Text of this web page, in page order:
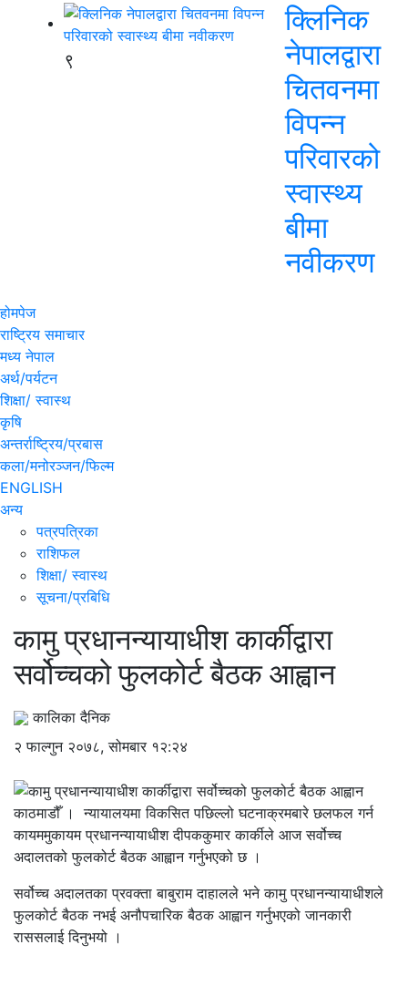
९
क्लिनिक
नेपालद्वारा
चितवनमा
विपन्न
परिवारको
स्वास्थ्य
बीमा
नवीकरण
होमपेज
राष्ट्रिय समाचार
मध्य नेपाल
अर्थ/पर्यटन
शिक्षा/ स्वास्थ
कृषि
अन्तर्राष्ट्रिय/प्रबास
कला/मनोरञ्जन/फिल्म
ENGLISH
अन्य
पत्रपत्रिका
राशिफल
शिक्षा/ स्वास्थ
सूचना/प्रबिधि
कामु प्रधानन्यायाधीश कार्कीद्वारा
सर्वोच्चको फुलकोर्ट बैठक आह्वान
कालिका दैनिक
२ फाल्गुन २०७८, सोमबार १२:२४
काठमाडौँ । न्यायालयमा विकसित पछिल्लो घटनाक्रमबारे छलफल गर्न
कायममुकायम प्रधानन्यायाधीश दीपककुमार कार्कीले आज सर्वोच्च
अदालतको फुलकोर्ट बैठक आह्वान गर्नुभएको छ ।
सर्वोच्च अदालतका प्रवक्ता बाबुराम दाहालले भने कामु प्रधानन्यायाधीशले
फुलकोर्ट बैठक नभई अनौपचारिक बैठक आह्वान गर्नुभएको जानकारी
राससलाई दिनुभयो ।